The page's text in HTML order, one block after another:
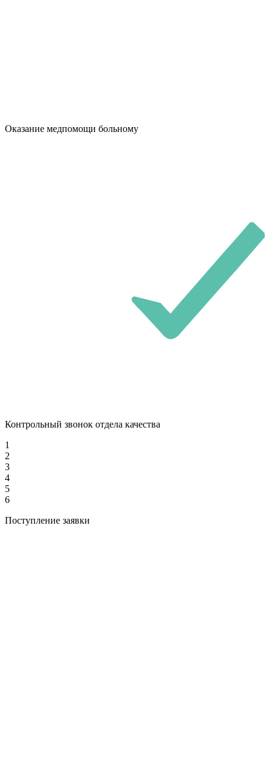
Оказание медпомощи больному
Контрольный звонок отдела качества
1
2
3
4
5
6
Поступление заявки